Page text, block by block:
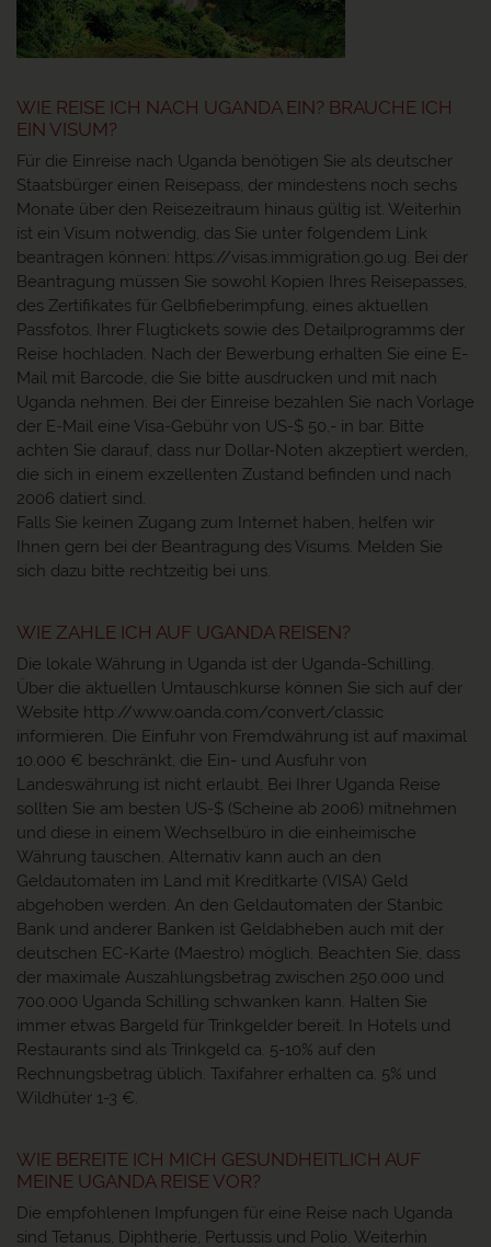
WIE REISE ICH NACH UGANDA EIN? BRAUCHE ICH
EIN VISUM?
Für die Einreise nach Uganda benötigen Sie als deutscher
Staatsbürger einen Reisepass, der mindestens noch sechs
Monate über den Reisezeitraum hinaus gültig ist. Weiterhin
ist ein Visum notwendig, das Sie unter folgendem Link
beantragen können: https://visas.immigration.go.ug. Bei der
Beantragung müssen Sie sowohl Kopien Ihres Reisepasses,
des Zertifikates für Gelbfieberimpfung, eines aktuellen
Passfotos, Ihrer Flugtickets sowie des Detailprogramms der
Reise hochladen. Nach der Bewerbung erhalten Sie eine E-
Mail mit Barcode, die Sie bitte ausdrucken und mit nach
Uganda nehmen. Bei der Einreise bezahlen Sie nach Vorlage
der E-Mail eine Visa-Gebühr von US-$ 50,- in bar. Bitte
achten Sie darauf, dass nur Dollar-Noten akzeptiert werden,
die sich in einem exzellenten Zustand befinden und nach
2006 datiert sind.
Falls Sie keinen Zugang zum Internet haben, helfen wir
Ihnen gern bei der Beantragung des Visums. Melden Sie
sich dazu bitte rechtzeitig bei uns.
WIE ZAHLE ICH AUF UGANDA REISEN?
Die lokale Währung in Uganda ist der Uganda-Schilling.
Über die aktuellen Umtauschkurse können Sie sich auf der
Website http://www.oanda.com/convert/classic
informieren. Die Einfuhr von Fremdwährung ist auf maximal
10.000 € beschränkt, die Ein- und Ausfuhr von
Landeswährung ist nicht erlaubt. Bei Ihrer Uganda Reise
sollten Sie am besten US-$ (Scheine ab 2006) mitnehmen
und diese in einem Wechselbüro in die einheimische
Währung tauschen. Alternativ kann auch an den
Geldautomaten im Land mit Kreditkarte (VISA) Geld
abgehoben werden. An den Geldautomaten der Stanbic
Bank und anderer Banken ist Geldabheben auch mit der
deutschen EC-Karte (Maestro) möglich. Beachten Sie, dass
der maximale Auszahlungsbetrag zwischen 250.000 und
700.000 Uganda Schilling schwanken kann. Halten Sie
immer etwas Bargeld für Trinkgelder bereit. In Hotels und
Restaurants sind als Trinkgeld ca. 5-10% auf den
Rechnungsbetrag üblich. Taxifahrer erhalten ca. 5% und
Wildhüter 1-3 €.
WIE BEREITE ICH MICH GESUNDHEITLICH AUF
MEINE UGANDA REISE VOR?
Die empfohlenen Impfungen für eine Reise nach Uganda
sind Tetanus, Diphtherie, Pertussis und Polio. Weiterhin